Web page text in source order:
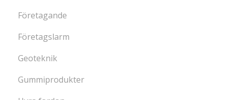
Företagande
Företagslarm
Geoteknik
Gummiprodukter